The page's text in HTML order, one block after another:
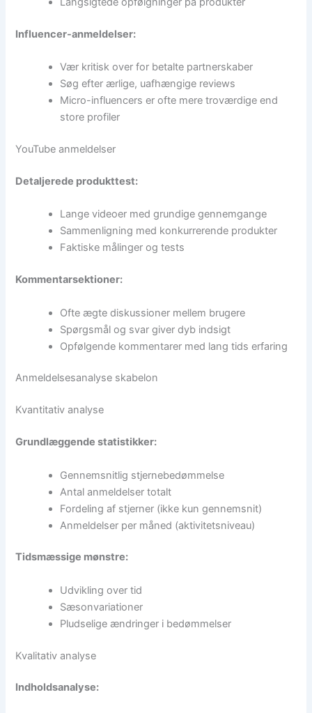
Influencer-anmeldelser:
Vær kritisk over for betalte partnerskaber
Søg efter ærlige, uafhængige reviews
Micro-influencers er ofte mere troværdige end
store profiler
YouTube anmeldelser
Detaljerede produkttest:
Lange videoer med grundige gennemgange
Sammenligning med konkurrerende produkter
Faktiske målinger og tests
Kommentarsektioner:
Ofte ægte diskussioner mellem brugere
Spørgsmål og svar giver dyb indsigt
Opfølgende kommentarer med lang tids erfaring
Anmeldelsesanalyse skabelon
Kvantitativ analyse
Grundlæggende statistikker:
Gennemsnitlig stjernebedømmelse
Antal anmeldelser totalt
Fordeling af stjerner (ikke kun gennemsnit)
Anmeldelser per måned (aktivitetsniveau)
Tidsmæssige mønstre:
Udvikling over tid
Sæsonvariationer
Pludselige ændringer i bedømmelser
Kvalitativ analyse
Indholdsanalyse: